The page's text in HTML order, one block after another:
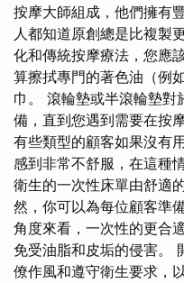
按摩大師組成，他們擁有
人都知道原創總是比複製
化和傳統按摩療法，您應
算擦拭專門的著色油（例
巾。 滾輪墊或半滾輪墊對
備，直到您遇到需要在按
有些類型的顧客如果沒有
感到非常不舒服，在這種
衛生的一次性床單由舒適
然，你可以為每位顧客準
角度來看，一次性的更合
免受油脂和皮垢的侵害。
僚作風和遵守衛生要求，